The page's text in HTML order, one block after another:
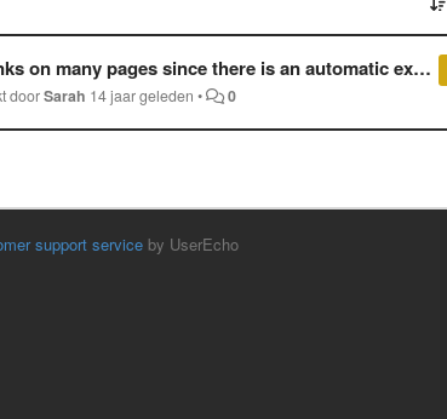
of image lists. Once one scrolls to the bottom of the page, the bottom escapes below ad nauseum.
doorSarah 14 jaar geleden • 0
support serviceby UserEcho